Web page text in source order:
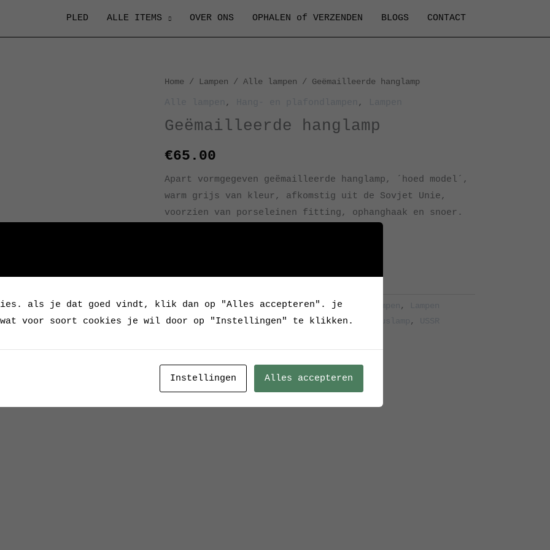
PLED ALLE ITEMS OVER ONS OPHALEN of VERZENDEN BLOGS CONTACT
Home / Lampen / Alle lampen / Geëmailleerde hanglamp
, ,
Geëmailleerde hanglamp
€65.00
Apart vormgegeven geëmailleerde hanglamp, ´hoed model´,
warm grijs van kleur, afkomstig uit de Sovjet Unie,
voorzien van porseleinen fitting, ophanghaak en snoer.
Categorieën:Alle lampen ,Hang- en plafondlampen ,
Tags: emaille,emaille hanglamp ,hanglamp ,
als je dat goed vindt, klik dan op "Alles accepteren". je
wat voor soort cookies je wil door op "Instellingen" te klikken.
Instellingen Alles accepteren